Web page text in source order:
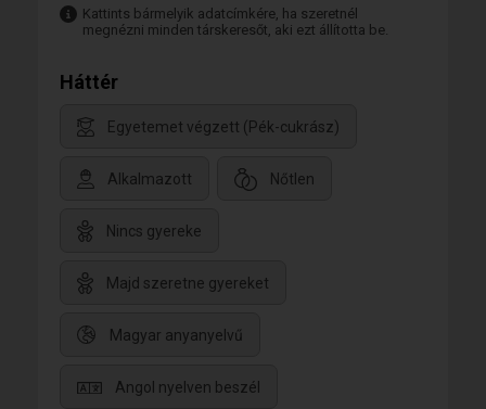
Kattints bármelyik adatcímkére, ha szeretnél
megnézni minden társkeresőt, aki ezt állította be.
Háttér
Egyetemet végzett (Pék-cukrász)
Alkalmazott Nőtlen
Nincs gyereke
Majd szeretne gyereket
Magyar anyanyelvű
Angol nyelven beszél